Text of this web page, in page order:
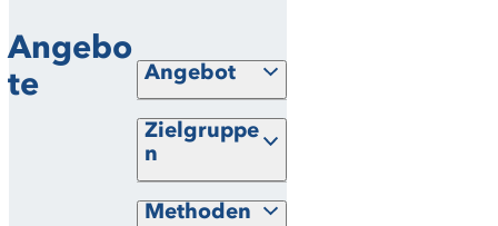
Angebo
te
Angebot
Zielgruppe
n
Methoden